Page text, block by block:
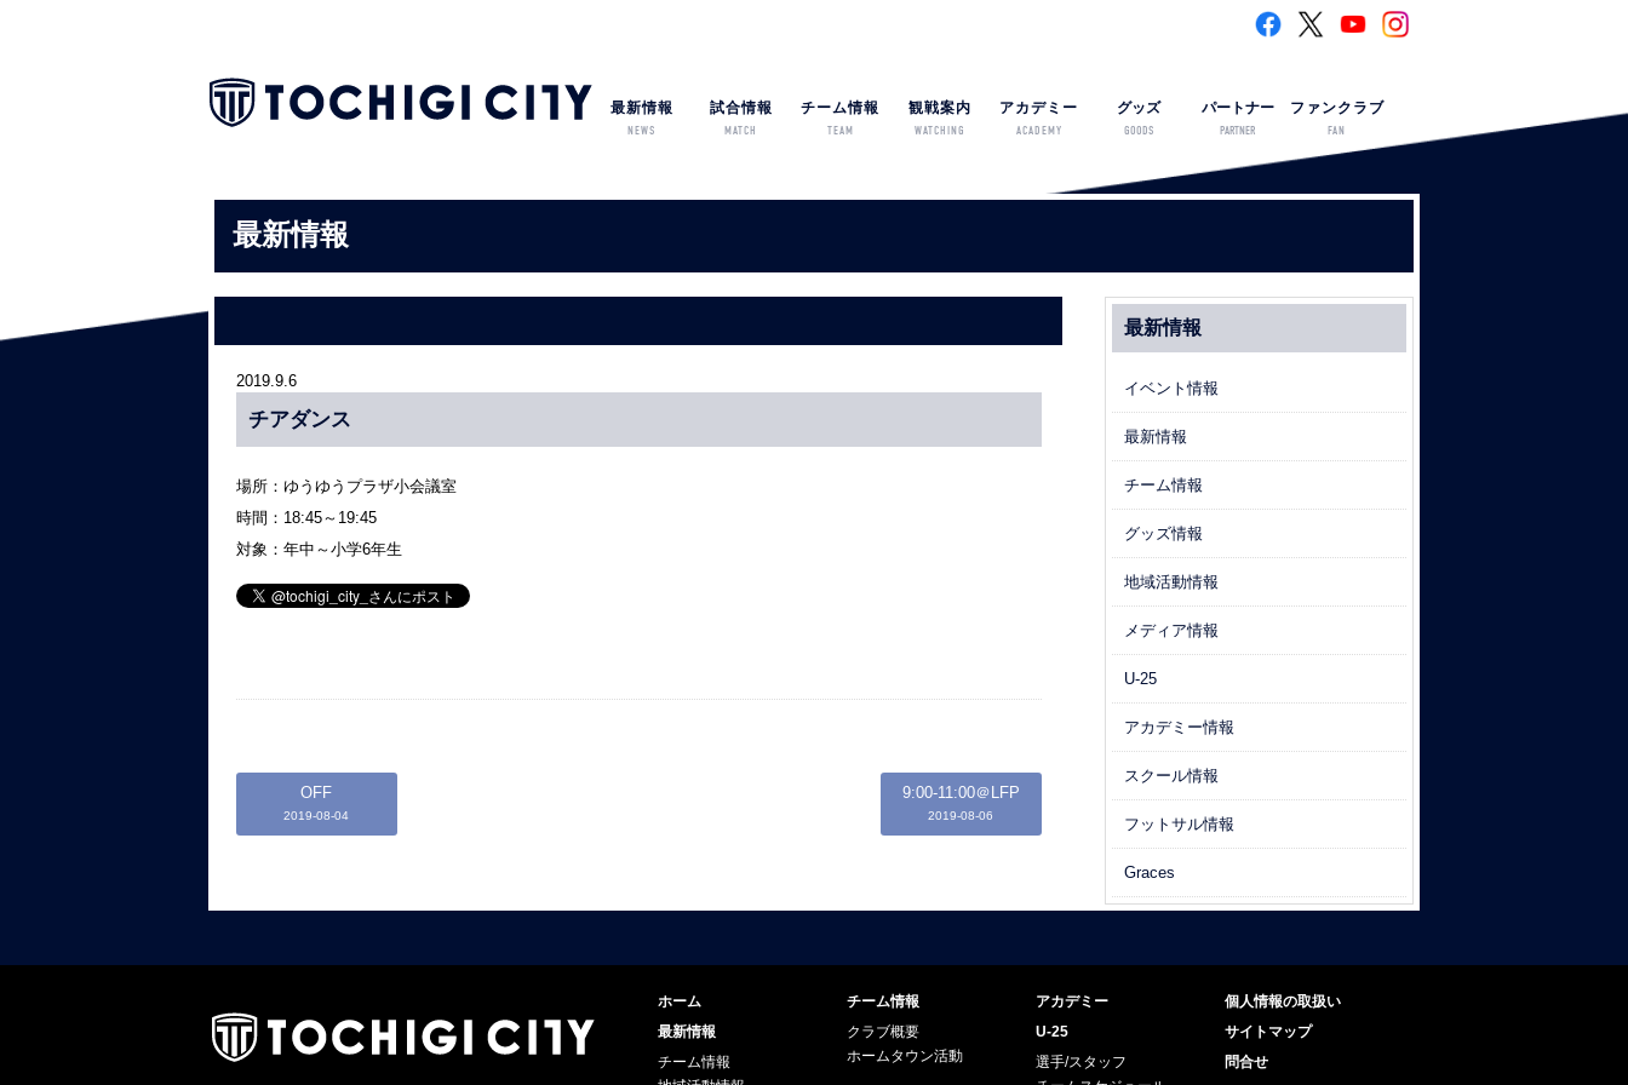
最新情報
NEWS
試合情報
MATCH
チーム情報
TEAM
観戦案内
WATCHING
アカデミー
ACADEMY
グッズ
GOODS
パートナー
PARTNER
ファンクラブ
FAN
最新情報
2019.9.6
チアダンス
場所：ゆうゆうプラザ小会議室
時間：18:45～19:45
対象：年中～小学6年生
OFF
2019-08-04
9:00-11:00＠LFP
2019-08-06
最新情報
イベント情報
最新情報
チーム情報
グッズ情報
地域活動情報
メディア情報
U-25
アカデミー情報
スクール情報
フットサル情報
Graces
ホーム
最新情報
チーム情報
チーム情報
クラブ概要
ホームタウン活動
アカデミー
U-25
選手/スタッフ
個人情報の取扱い
サイトマップ
問合せ